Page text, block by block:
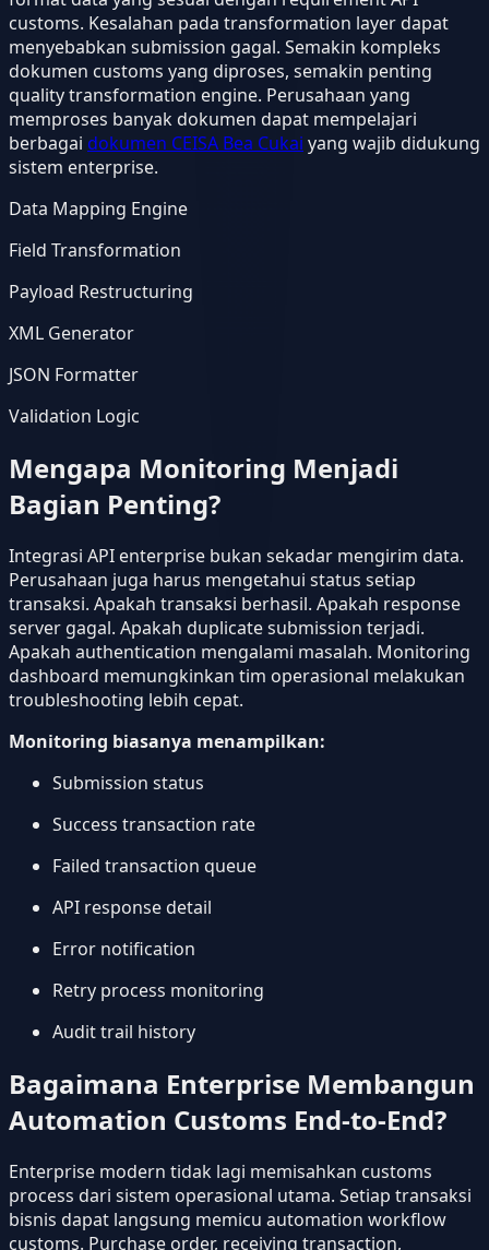
customs. Kesalahan pada transformation layer dapat
menyebabkan submission gagal. Semakin kompleks
dokumen customs yang diproses, semakin penting
quality transformation engine. Perusahaan yang
memproses banyak dokumen dapat mempelajari
berbagai dokumen CEISA Bea Cukai yang wajib didukung
sistem enterprise.
Data Mapping Engine
Field Transformation
Payload Restructuring
XML Generator
JSON Formatter
Validation Logic
Mengapa Monitoring Menjadi
Bagian Penting?
Integrasi API enterprise bukan sekadar mengirim data.
Perusahaan juga harus mengetahui status setiap
transaksi. Apakah transaksi berhasil. Apakah response
server gagal. Apakah duplicate submission terjadi.
Apakah authentication mengalami masalah. Monitoring
dashboard memungkinkan tim operasional melakukan
troubleshooting lebih cepat.
Monitoring biasanya menampilkan:
Submission status
Success transaction rate
Failed transaction queue
API response detail
Error notification
Retry process monitoring
Audit trail history
Bagaimana Enterprise Membangun
Automation Customs End-to-End?
Enterprise modern tidak lagi memisahkan customs
process dari sistem operasional utama. Setiap transaksi
bisnis dapat langsung memicu automation workflow
customs. Purchase order, receiving transaction,